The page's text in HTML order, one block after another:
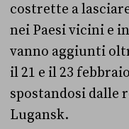
costrette a
nei Paesi vicini e
vanno aggiunti
il 21 e il 23
spostandosi dalle
Lugansk.